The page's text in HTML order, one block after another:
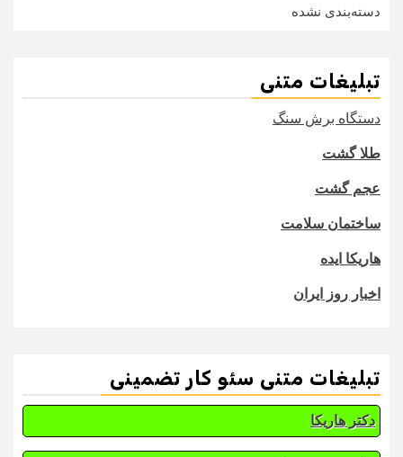
دسته‌بندی نشده
تبلیغات متنی
دستگاه برش سنگ
طلا گشت
عجم گشت
ساختمان سلامت
هاریکا ایده
اخبار روز ایران
تبلیغات متنی سئو کار تضمینی
دکتر هاریکا